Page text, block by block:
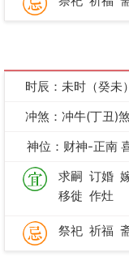
时辰：未时（癸未）
冲煞：冲牛(丁丑)
神位：财神-正南
求嗣 订婚
移徙 作灶
祭祀 祈福